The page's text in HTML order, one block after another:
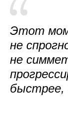
Этот
не
не
быстрее,